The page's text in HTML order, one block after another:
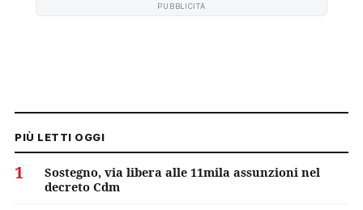
PUBBLICITÀ
PIÙ LETTI OGGI
1
Sostegno, via libera alle 11mila assunzioni nel
decreto Cdm